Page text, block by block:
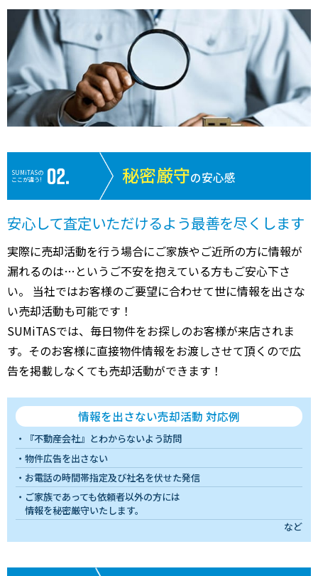
SUMiTASの
ここが違う!
秘密厳守の安心感
安心して査定いただけるよう最善を尽くします
実際に売却活動を行う場合にご家族やご近所の方に情報が
漏れるのは…というご不安を抱えている方もご安心下さ
い。 当社ではお客様のご要望に合わせて世に情報を出さな
い売却活動も可能です！
SUMiTASでは、毎日物件をお探しのお客様が来店されま
す。そのお客様に直接物件情報をお渡しさせて頂くので広
告を掲載しなくても売却活動ができます！
情報を出さない売却活動 対応例
『不動産会社』とわからないよう訪問
物件広告を出さない
お電話の時間帯指定及び社名を伏せた発信
ご家族であっても依頼者以外の方には
情報を秘密厳守いたします。
など